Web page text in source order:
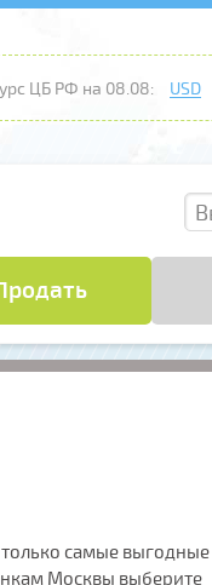
ЦБ РФ на 08.08: USD
самые выгодные
Москвы выберите